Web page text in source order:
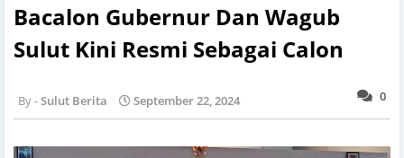
Bacalon Gubernur Dan Wagub
Sulut Kini Resmi Sebagai Calon
0
Sulut Berita September 22, 2024